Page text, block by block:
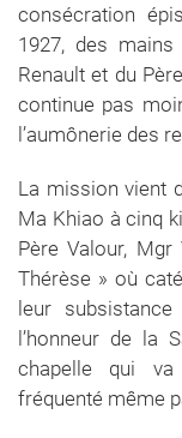
consécration
1927, des
Renault et du
continue pas
l’aumônerie des
La mission vient
Ma Khiao à cinq
Père Valour,
Thérèse » où
leur
l’honneur de la
chapelle qui
fréquenté même